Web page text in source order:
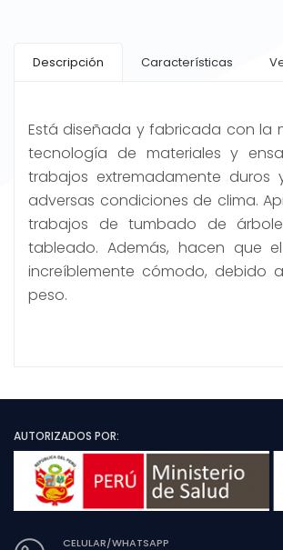
Descripción Características
Está diseñada y fabricada con la
tecnología de materiales y
trabajos extremadamente duros
adversas condiciones de clima.
trabajos de tumbado de
tableado. Además, hacen que
increíblemente cómodo, debido
peso.
AUTORIZADOS POR:
CELULAR/WHATSAPP